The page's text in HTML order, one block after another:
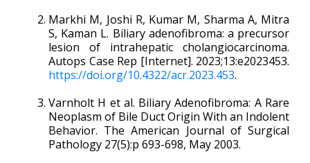
Markhi M, Joshi R, Kumar M, Sharma A, Mitra
S, Kaman L. Biliary adenofibroma: a precursor
lesion of intrahepatic cholangiocarcinoma.
Autops Case Rep [Internet]. 2023;13:e2023453.
https://doi.org/10.4322/acr.2023.453.
Varnholt H et al. Biliary Adenofibroma: A Rare
Neoplasm of Bile Duct Origin With an Indolent
Behavior. The American Journal of Surgical
Pathology 27(5):p 693-698, May 2003.